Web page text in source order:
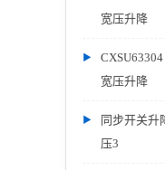
宽压升降
CXSU63304
宽压升降
同步开关升
压3